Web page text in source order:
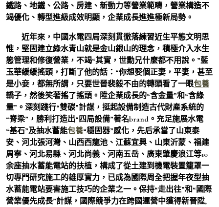
鐵路、地鐵、公路、房建、新動力等營業範疇，營業構造不
竭優化、轉型進級成效明顯，企業成長進進極新局勢。
近年來，中國水電四局深刻貫徹落練習近生平態文明思
惟，堅固建立綠水青山就是金山銀山的理念，積極介入水生
態管理和修復營業，不竭“其實，世勳兄什麼都不用說。”藍
玉華緩緩搖頭，打斷了他的話：“你想娶個正妻，平妻，甚至
是小妾，都無所謂，只要世晉裴毅不由的轉頭看了一眼包養
轎子，然後笑著搖了搖頭。陞企業成長的“含金量”和“含綠
量”。深刻踐行“雙碳”計謀，挺起設備制造古代財產系統的
“脊梁”，勝利打造出“四局設備”著名brand。充足施展水電
“基石”及抽水蓄能包養“穩固器”感化，先后承當了山東泰
安、河北張河灣、山西西龍池、江蘇宜興、山東沂蒙、福建
周寧、河北易縣、河北尚義、河南五岳、廣東肇慶浪江等10
余座抽水蓄能電站的扶植，構成了從土建到機電裝置籠罩一
切專門研究施工的雄厚實力，已成為國際周全把握年夜型抽
水蓄能電站要害施工技巧的企業之一。保持“走出往”和“國際
營業優先成長”計謀，國際競爭力在跨國運營中獲得新晉陞,